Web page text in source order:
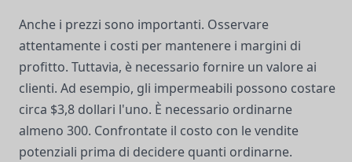
Anche i prezzi sono importanti. Osservare
attentamente i costi per mantenere i margini di
profitto. Tuttavia, è necessario fornire un valore ai
clienti. Ad esempio, gli impermeabili possono costare
circa $3,8 dollari l'uno. È necessario ordinarne
almeno 300. Confrontate il costo con le vendite
potenziali prima di decidere quanti ordinarne.